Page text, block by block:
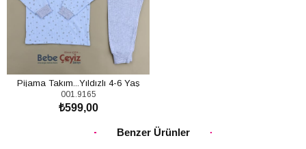
Pijama Takım...Yıldızlı 4-6 Yaş
001.9165
₺599,00
Benzer Ürünler